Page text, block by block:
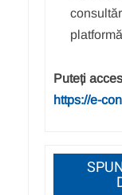
Puteți
https://e-